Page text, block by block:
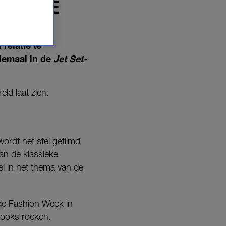
relatie te
in de Jet Set-
laat zien.
het stel gefilmd
de klassieke
in het thema van de
Fashion Week in
rocken.